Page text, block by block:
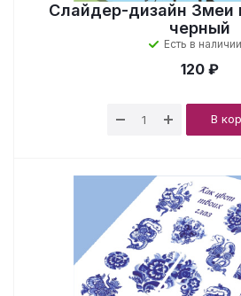
Слайдер-дизайн Змеи
черный
Есть в наличии
120 ₽
В